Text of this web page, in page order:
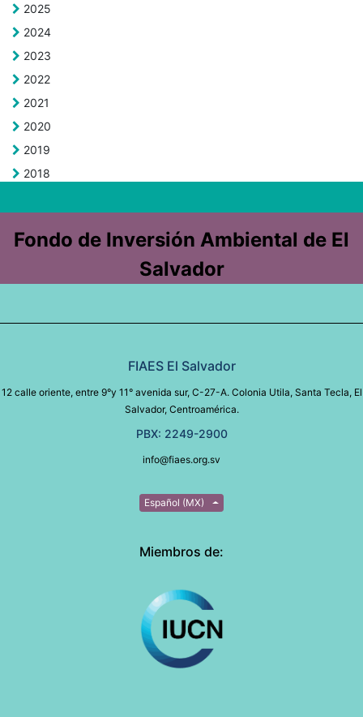
2025
2024
2023
2022
2021
2020
2019
2018
Fondo de Inversión Ambiental de El
Salvador
FIAES El Salvador
12 calle oriente, entre 9°y 11° avenida sur, C-27-A. Colonia Utila, Santa Tecla, El
Salvador, Centroamérica.
PBX: 2249-2900
info@fiaes.org.sv
Español (MX)
Miembros de: